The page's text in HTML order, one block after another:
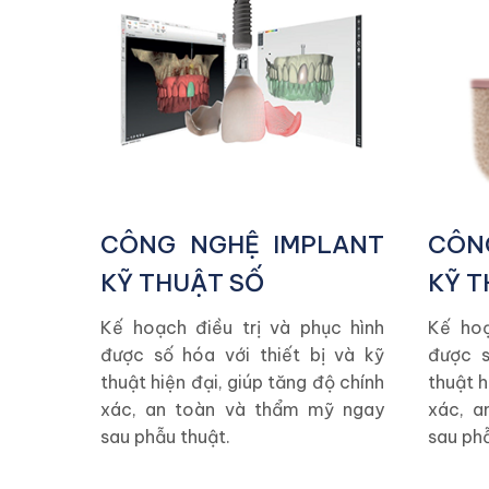
CÔNG NGHỆ IMPLANT
KỸ THUẬT SỐ
Kế hoạch điều trị và phục hình
được số hóa với thiết bị và kỹ
thuật hiện đại, giúp tăng độ chính
xác, an toàn và thẩm mỹ ngay
sau phẫu thuật.
KỸ
Kế
được
thuật
xác,
sau